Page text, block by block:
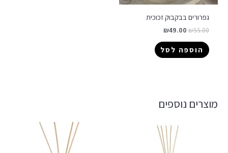
גפרורים בבקבוק זכוכית
₪55.00
₪49.00
הוספה לסל
מוצרים נוספים